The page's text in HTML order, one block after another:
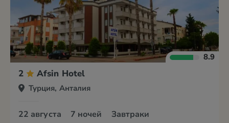
8.9
2 Afsin Hotel
Турция, Анталия
22 августа 7 ночей Завтраки